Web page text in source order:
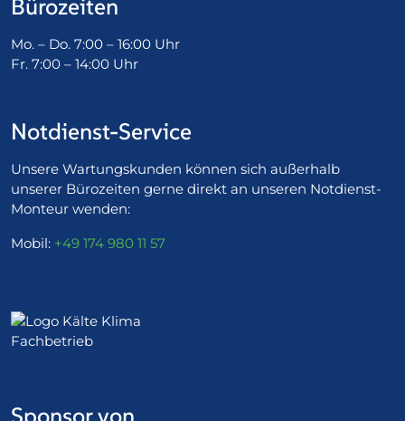
Bürozeiten
Mo. – Do. 7:00 – 16:00 Uhr
Fr. 7:00 – 14:00 Uhr
Notdienst-Service
Unsere Wartungskunden können sich außerhalb
unserer Bürozeiten gerne direkt an unseren Notdienst-
Monteur wenden:
Mobil: +49 174 980 11 57